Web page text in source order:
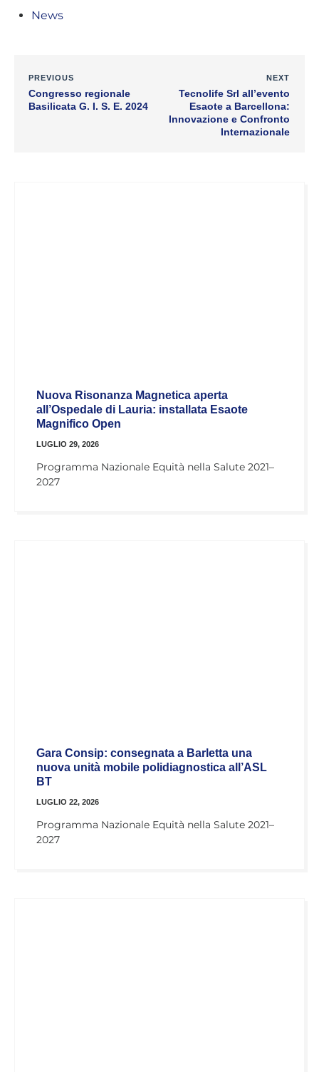
News
PREVIOUS
Congresso regionale
Basilicata G. I. S. E. 2024
NEXT
Tecnolife Srl all’evento
Esaote a Barcellona:
Innovazione e Confronto
Internazionale
Nuova Risonanza Magnetica aperta
all’Ospedale di Lauria: installata Esaote
Magnifico Open
LUGLIO 29, 2026
Programma Nazionale Equità nella Salute 2021–
2027
Gara Consip: consegnata a Barletta una
nuova unità mobile polidiagnostica all’ASL
BT
LUGLIO 22, 2026
Programma Nazionale Equità nella Salute 2021–
2027